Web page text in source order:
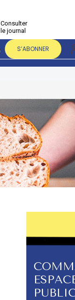
Consulter
le journal
S’ABONNER